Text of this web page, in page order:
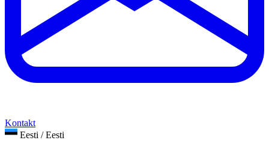
Kontakt
Eesti / Eesti